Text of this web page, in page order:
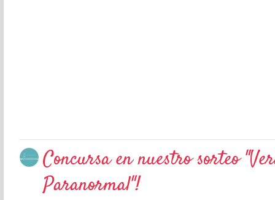
Concursa en nuestro sorteo
Paranormal"!